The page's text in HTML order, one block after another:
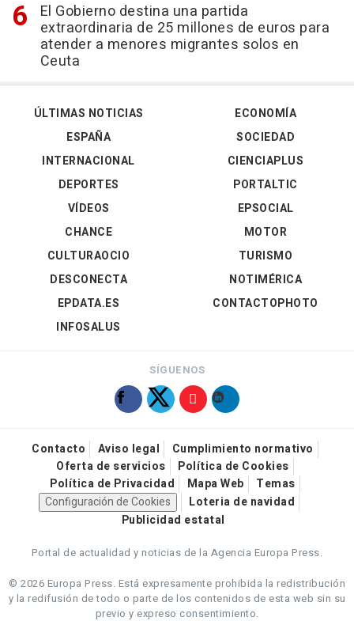
El Gobierno destina una partida
extraordinaria de 25 millones de euros para
atender a menores migrantes solos en
Ceuta
ÚLTIMAS NOTICIAS
ESPAÑA
INTERNACIONAL
DEPORTES
VÍDEOS
ECONOMÍA
SOCIEDAD
CIENCIAPLUS
PORTALTIC
EPSOCIAL
CHANCE
CULTURAOCIO
DESCONECTA
EPDATA.ES
INFOSALUS
MOTOR
TURISMO
NOTIMÉRICA
CONTACTOPHOTO
SÍGUENOS
Contacto Aviso legal
Cumplimiento normativo
Oferta de servicios
Política de Cookies
Política de Privacidad
Mapa Web
Temas
Configuración de Cookies
Loteria de navidad
Publicidad estatal
Portal de actualidad y noticias de la Agencia Europa Press.
© 2026 Europa Press. Está expresamente prohibida la redistribución
y la redifusión de todo o parte de los contenidos de esta web sin su
previo y expreso consentimiento.